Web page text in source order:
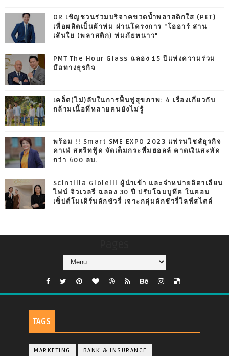
OR เชิญชวนร่วมบริจาคขวดน้ำพลาสติกใส (PET)
เพื่อผลิตเป็นผ้าห่ม ผ่านโครงการ "โออาร์ สาน
เส้นใย (พลาสติก) ห่มภัยหนาว"
PMT The Hour Glass ฉลอง 15 ปีแห่งความร่วม
มือทางธุรกิจ
เคล็ด(ไม่)ลับในการฟื้นฟูสุขภาพ: 4 เรื่องเกี่ยวกับ
กล้ามเนื้อที่หลายคนยังไม่รู้
พร้อม !! Smart SME EXPO 2023 แฟรนไชส์ธุรกิจ
คาเฟ่ สตรีทฟู้ด จัดเต็มกระหึ่มฮอลล์ คาดเงินสะพัด
กว่า 400 ลบ.
Scintilla Gioielli ผู้นำเข้า และจำหน่ายอิตาเลียน
ไฟน์ จิวเวลรี ฉลอง 30 ปี ปรับโฉมบูทีค ในคอน
เซ็ปต์โมเดิร์นลักชัวรี่ เจาะกลุ่มลักชัวรี่ไลฟ์สไตล์
TAGS
MARKETING BANK & INSURANCE